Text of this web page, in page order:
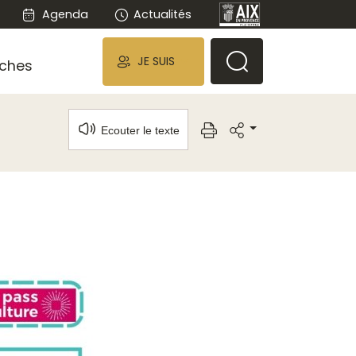
Agenda Actualités
JE SUIS
Ecouter le texte